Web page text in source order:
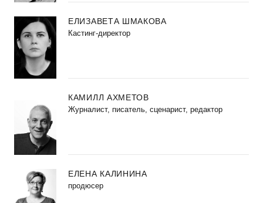
ЕЛИЗАВЕТА ШМАКОВА
Кастинг-директор
КАМИЛЛ АХМЕТОВ
Журналист, писатель, сценарист, редактор
ЕЛЕНА КАЛИНИНА
продюсер